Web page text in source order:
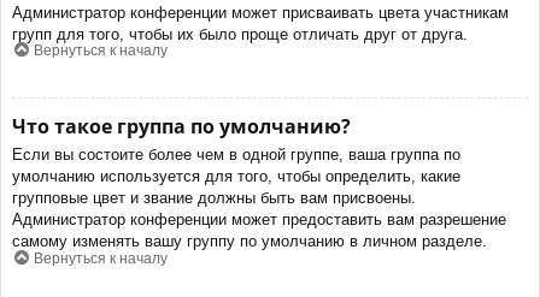
Администратор конференции может присваивать цвета участникам
групп для того, чтобы их было проще отличать друг от друга.
Вернуться к началу
Что такое группа по умолчанию?
Если вы состоите более чем в одной группе, ваша группа по
умолчанию используется для того, чтобы определить, какие
групповые цвет и звание должны быть вам присвоены.
Администратор конференции может предоставить вам разрешение
самому изменять вашу группу по умолчанию в личном разделе.
Вернуться к началу